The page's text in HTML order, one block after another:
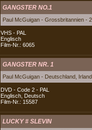
GANGSTER NO.1
Paul McGuigan - Grossbritannien -
VHS - PAL
Englisch
Film-Nr.: 6065
GANGSTER NR. 1
Paul McGuigan - Deutschland,
DVD - Code 2 - PAL
Englisch, Deutsch
Film-Nr.: 15587
LUCKY # SLEVIN